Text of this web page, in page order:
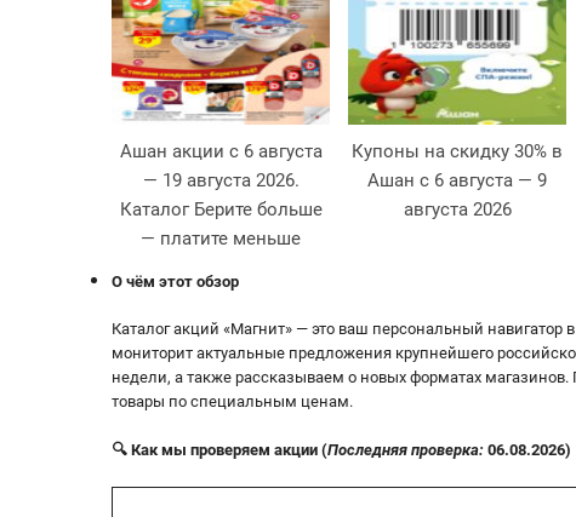
Ашан акции с 6 августа
— 19 августа 2026.
Каталог Берите больше
— платите меньше
Купоны на скидку 30% в
Ашан с 6 августа — 9
августа 2026
О чём этот обзор
Каталог акций «Магнит» — это ваш персональный навигатор
мониторит актуальные предложения крупнейшего
недели, а также рассказываем о новых форматах магазинов.
товары по специальным ценам.
🔍 Как мы проверяем акции (Последняя проверка: 06.08.2026)